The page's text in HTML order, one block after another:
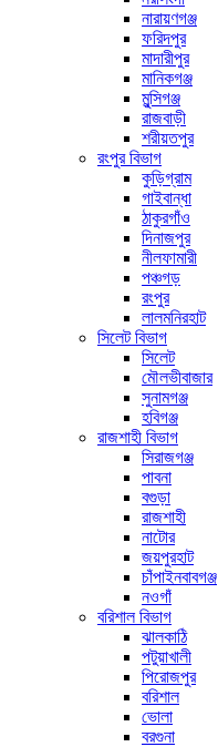
নারায়ণগঞ্জ
ফরিদপুর
মাদারীপুর
মানিকগঞ্জ
মুন্সিগঞ্জ
রাজবাড়ী
শরীয়তপুর
রংপুর বিভাগ
কুড়িগ্রাম
গাইবান্ধা
ঠাকুরগাঁও
দিনাজপুর
নীলফামারী
পঞ্চগড়
রংপুর
লালমনিরহাট
সিলেট বিভাগ
সিলেট
মৌলভীবাজার
সুনামগঞ্জ
হবিগঞ্জ
রাজশাহী বিভাগ
সিরাজগঞ্জ
পাবনা
বগুড়া
রাজশাহী
নাটোর
জয়পুরহাট
চাঁপাইনবাবগঞ্জ
নওগাঁ
বরিশাল বিভাগ
ঝালকাঠি
পটুয়াখালী
পিরোজপুর
বরিশাল
ভোলা
বরগুনা